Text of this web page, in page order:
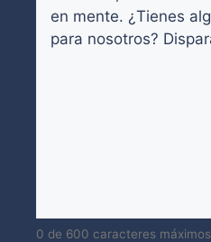
0 de 600 caracteres máximos